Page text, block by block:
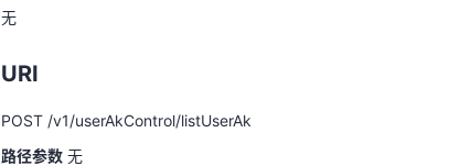
免费活动
免费试用中心
URI
POST /v1/userAkControl/listUserAk
路径参数 无
Query参数无
无
URI
POST /v1/userAkControl/listUserAk
路径参数 无